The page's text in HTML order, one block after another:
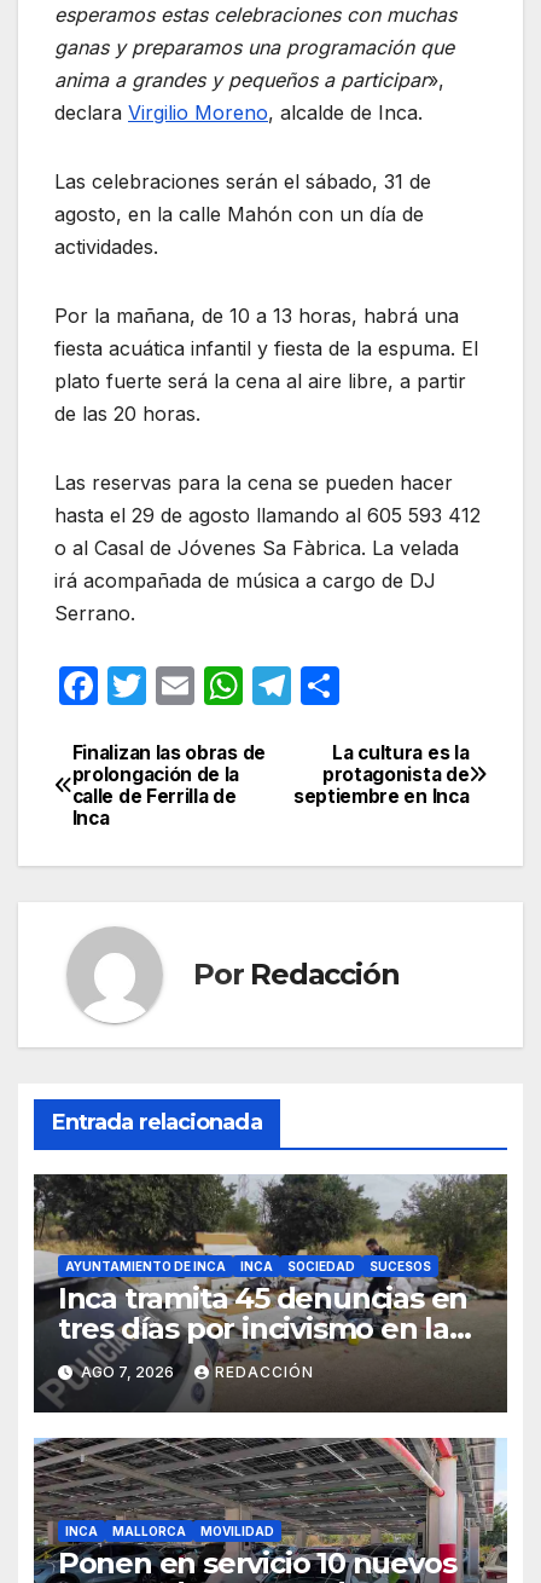
esperamos estas celebraciones con muchas
ganas y preparamos una programación que
anima a grandes y pequeños a participar»,
declara Virgilio Moreno, alcalde de Inca.
Las celebraciones serán el sábado, 31 de
agosto, en la calle Mahón con un día de
actividades.
Por la mañana, de 10 a 13 horas, habrá una
fiesta acuática infantil y fiesta de la espuma. El
plato fuerte será la cena al aire libre, a partir
de las 20 horas.
Las reservas para la cena se pueden hacer
hasta el 29 de agosto llamando al 605 593 412
o al Casal de Jóvenes Sa Fàbrica. La velada
irá acompañada de música a cargo de DJ
Serrano.
F
c
e
b
o
o
k
T
itt
er
E
ail
W
at
p
T
gr
m
m
p
tir
Navegación
de
entradas
La cultura es la
protagonista de
septiembre en Inca
Finalizan las obras de
prolongación de la
calle de Ferrilla de
Inca
Por Redacción
Entrada relacionada
AYUNTAMIENTO DE INCA INCA SOCIEDAD SUCESOS
Inca tramita 45 denuncias en
tres días por incivismo en la
gestión de residuos
AGO 7, 2026 REDACCIÓN
INCA MALLORCA MOVILIDAD
Ponen en servicio 10 nuevos